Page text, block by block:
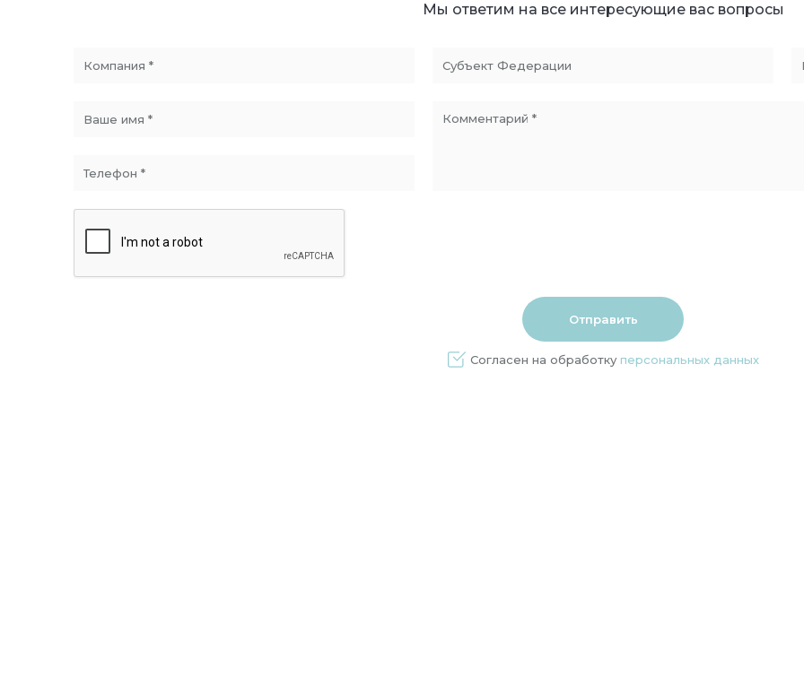
Мы ответим на все интересующие вас вопросы
Согласен на обработку персональных данных